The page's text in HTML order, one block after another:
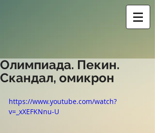
Олимпиада. Пекин.
Скандал, омикрон
https://www.youtube.com/watch?
v=_xXEFKNnu-U